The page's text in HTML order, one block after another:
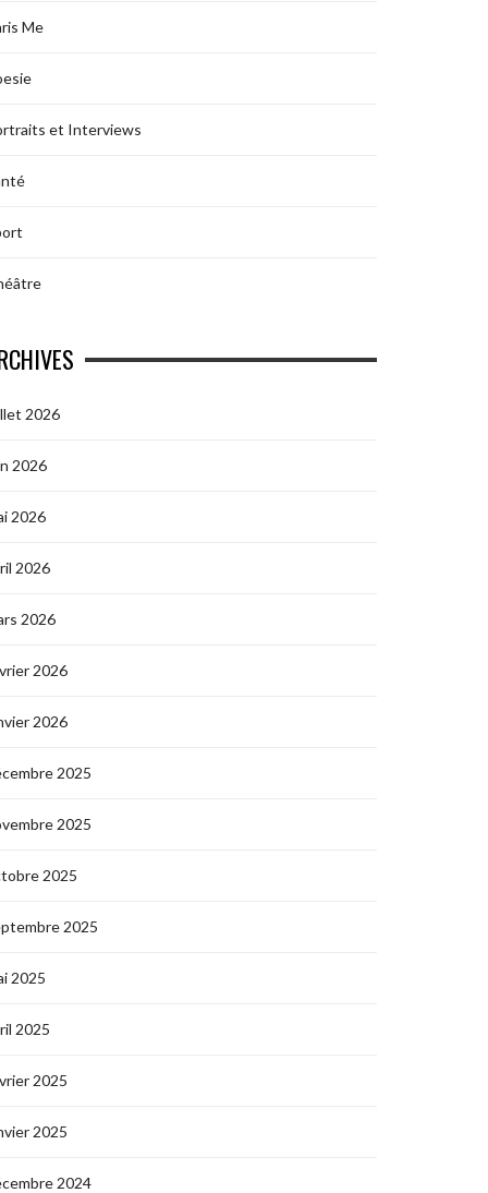
Me
et Interviews
2026
2026
2026
2026
2026
2026
2026
2025
2025
2025
2025
2025
2025
2025
2025
2024